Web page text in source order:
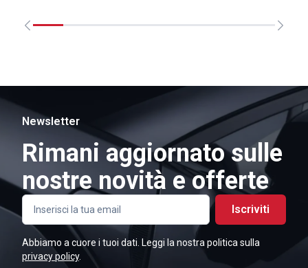
Newsletter
Rimani aggiornato sulle
nostre novità e offerte
Iscriviti
Abbiamo a cuore i tuoi dati. Leggi la nostra politica sulla
privacy policy.